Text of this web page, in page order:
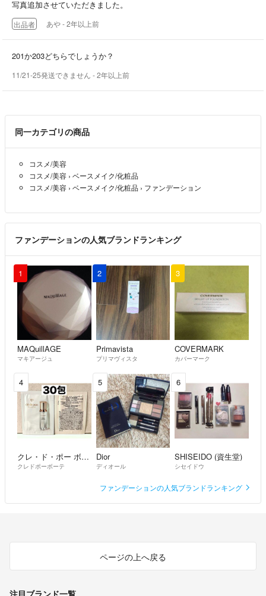
写真追加させていただきました。
出品者 あや- 2年以上前
201か203どちらでしょうか？
11/21-25発送できません - 2年以上前
同一カテゴリの商品
コスメ/美容
コスメ/美容 › ベースメイク/化粧品
コスメ/美容 › ベースメイク/化粧品 › ファンデーション
ファンデーションの人気ブランドランキング
1
MAQuillAGE
マキアージュ
2
Primavista
プリマヴィスタ
3
COVERMARK
カバーマーク
4
クレ・ド・ポー ボーテ
クレドポーボーテ
5
Dior
ディオール
6
SHISEIDO (資生堂)
シセイドウ
ファンデーションの人気ブランドランキング
ページの上へ戻る